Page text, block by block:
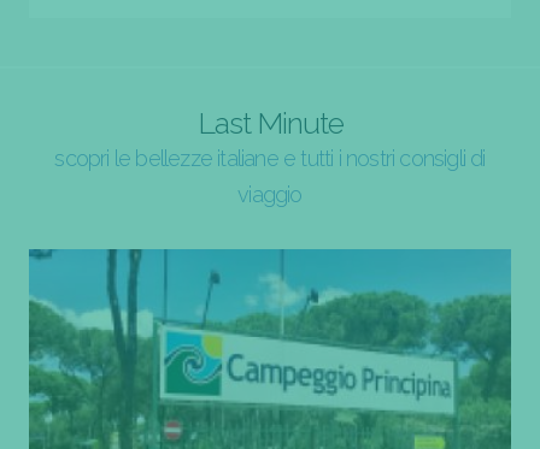
Last Minute
scopri le bellezze italiane e tutti i nostri consigli di
viaggio